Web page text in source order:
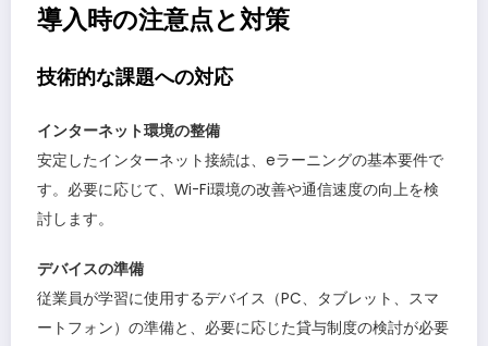
導入時の注意点と対策
技術的な課題への対応
インターネット環境の整備
安定したインターネット接続は、eラーニングの基本要件で
す。必要に応じて、Wi-Fi環境の改善や通信速度の向上を検
討します。
デバイスの準備
従業員が学習に使用するデバイス（PC、タブレット、スマ
ートフォン）の準備と、必要に応じた貸与制度の検討が必要